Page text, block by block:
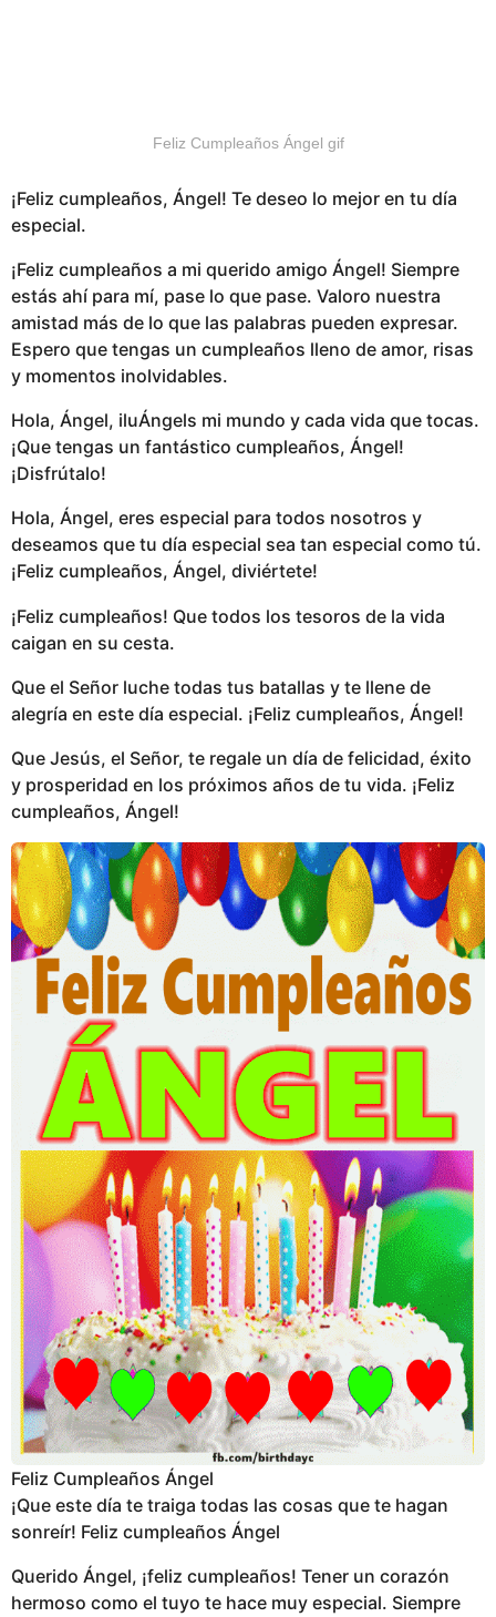
Feliz Cumpleaños Ángel gif
¡Feliz cumpleaños, Ángel! Te deseo lo mejor en tu día
especial.
¡Feliz cumpleaños a mi querido amigo Ángel! Siempre
estás ahí para mí, pase lo que pase. Valoro nuestra
amistad más de lo que las palabras pueden expresar.
Espero que tengas un cumpleaños lleno de amor, risas
y momentos inolvidables.
Hola, Ángel, iluÁngels mi mundo y cada vida que tocas.
¡Que tengas un fantástico cumpleaños, Ángel!
¡Disfrútalo!
Hola, Ángel, eres especial para todos nosotros y
deseamos que tu día especial sea tan especial como tú.
¡Feliz cumpleaños, Ángel, diviértete!
¡Feliz cumpleaños! Que todos los tesoros de la vida
caigan en su cesta.
Que el Señor luche todas tus batallas y te llene de
alegría en este día especial. ¡Feliz cumpleaños, Ángel!
Que Jesús, el Señor, te regale un día de felicidad, éxito
y prosperidad en los próximos años de tu vida. ¡Feliz
cumpleaños, Ángel!
Feliz Cumpleaños Ángel
¡Que este día te traiga todas las cosas que te hagan
sonreír! Feliz cumpleaños Ángel
Querido Ángel, ¡feliz cumpleaños! Tener un corazón
hermoso como el tuyo te hace muy especial. Siempre